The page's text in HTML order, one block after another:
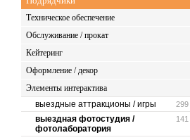
Техническое обеспечение
Обслуживание / прокат
Кейтеринг
Оформление / декор
Элементы интерактива
299
выездные аттракционы / игры
141
выездная фотостудия /
фотолаборатория